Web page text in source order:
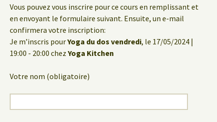
Vous pouvez vous inscrire pour ce cours en remplissant et
en envoyant le formulaire suivant. Ensuite, un e-mail
confirmera votre inscription:
Je m’inscris pourYoga du dos vendredi, le 17/05/2024 |
19:00 - 20:00 chez Yoga Kitchen
Votre nom (obligatoire)